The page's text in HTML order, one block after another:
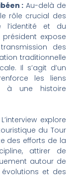
: Au-delà de
rôle crucial des
l’identité et du
expose
des
traditionnelle
Il s’agit d’un
les liens
à une histoire
explore
du Tour
des efforts de la
attirer de
autour de
et des